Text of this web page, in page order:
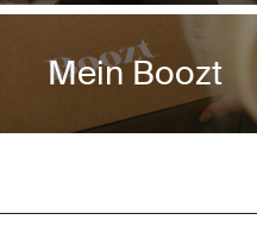
Mein Boozt